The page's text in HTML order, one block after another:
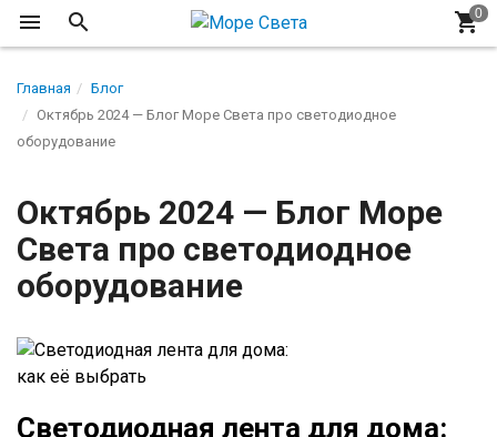
Главная
Блог
Октябрь 2024 — Блог Море Света про светодиодное
оборудование
Октябрь 2024 — Блог Море
Света про светодиодное
оборудование
Светодиодная лента для дома: